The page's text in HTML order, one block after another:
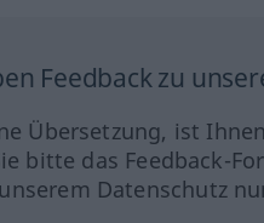
Feedback zu
Übersetzung, ist
bitte das Feedback-
Datenschutz